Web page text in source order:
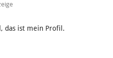
das ist mein Profil.